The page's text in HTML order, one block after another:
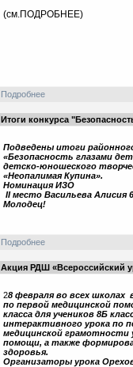
(см.ПОДРОБНЕЕ)
Подробнее
Итоги конкурса
Подведены итоги
«Безопасность глазами
детско-юношеского
«Неопалимая Купина».
Номинация ИЗО
II место Васильева Алисия
Молодец!
Подробнее
Акция РДШ «Всероссийский
28 февраля во всех
по первой медицинской
класса для учеников 8Б
интерактивного урока по
медицинской грамотности
помощи, а также
здоровья.
Организаторы урока